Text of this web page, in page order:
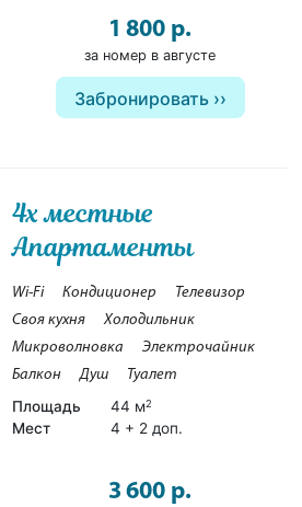
1 800 р.
за номер в августе
Забронировать
4х местные
Апартаменты
Wi-Fi Кондиционер
Телевизор
Своя кухня
Холодильник
Микроволновка
Электрочайник
Балкон
Душ Туалет
Площадь 44 м2
Мест 4 + 2 доп.
3 600 р.